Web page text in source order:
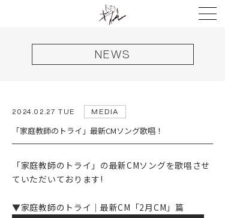
HOME
NEWS
DISCOGRAPHY
VIDEO
NEWS
2024.02.27 TUE MEDIA
「家庭教師のトライ」最新CMソング歌唱！
「家庭教師のトライ」の最新CMソングを歌唱させ
ていただいております!
▼家庭教師のトライ｜最新CM「2月CM」篇